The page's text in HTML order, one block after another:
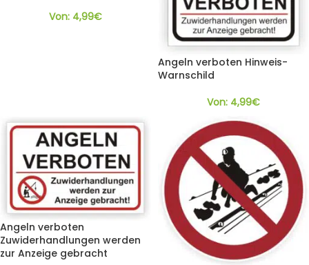
Von: 4,99€
Angeln verboten Hinweis-
Warnschild
Von: 4,99€
Angeln verboten
Zuwiderhandlungen werden
zur Anzeige gebracht